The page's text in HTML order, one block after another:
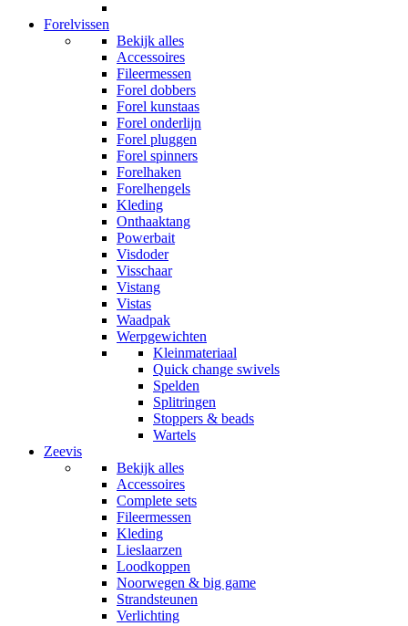
Forelvissen
Bekijk alles
Accessoires
Fileermessen
Forel dobbers
Forel kunstaas
Forel onderlijn
Forel pluggen
Forel spinners
Forelhaken
Forelhengels
Kleding
Onthaaktang
Powerbait
Visdoder
Visschaar
Vistang
Vistas
Waadpak
Werpgewichten
Kleinmateriaal
Quick change swivels
Spelden
Splitringen
Stoppers & beads
Wartels
Zeevis
Bekijk alles
Accessoires
Complete sets
Fileermessen
Kleding
Lieslaarzen
Loodkoppen
Noorwegen & big game
Strandsteunen
Verlichting